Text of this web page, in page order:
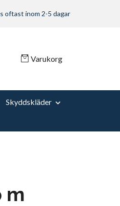
oftast inom 2-5 dagar
Varukorg
Skyddskläder
m